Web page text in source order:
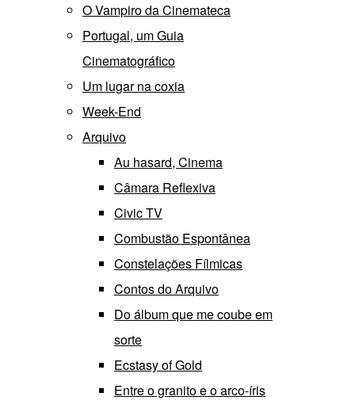
O Vampiro da Cinemateca
Portugal, um Guia
Cinematográfico
Um lugar na coxia
Week-End
Arquivo
Au hasard, Cinema
Câmara Reflexiva
Civic TV
Combustão Espontânea
Constelações Fílmicas
Contos do Arquivo
Do álbum que me coube em
sorte
Ecstasy of Gold
Entre o granito e o arco-íris